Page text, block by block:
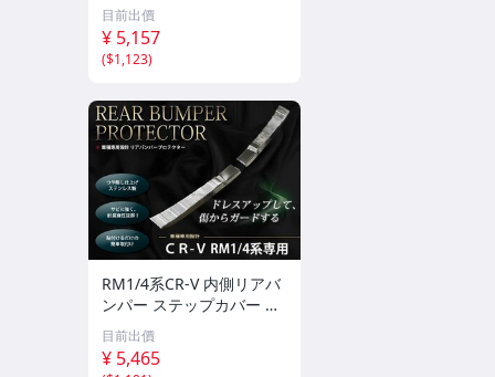
キカバー
目前出價
¥ 5,157
($1,123)
RM1/4系CR-V 内側リアバ
ンパー ステップカバー メ
ッキカバー
目前出價
¥ 5,465